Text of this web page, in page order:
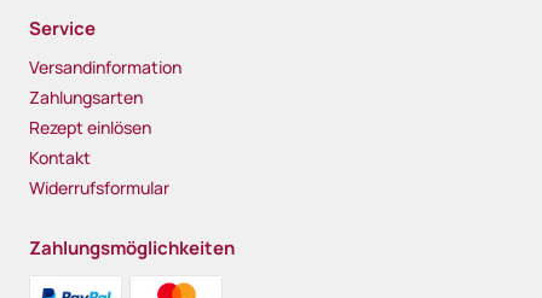
Service
Versandinformation
Zahlungsarten
Rezept einlösen
Kontakt
Widerrufsformular
Zahlungsmöglichkeiten